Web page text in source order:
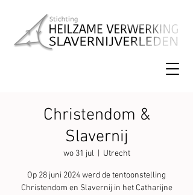
Christendom &
Slavernij
wo 31 jul Utrecht
Op 28 juni 2024 werd de tentoonstelling
Christendom en Slavernij in het Catharijne